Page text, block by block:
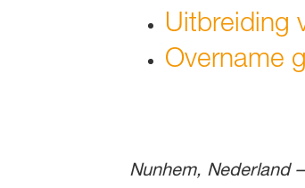
Uitbreiding
Overname
Nunhem, Nederland –